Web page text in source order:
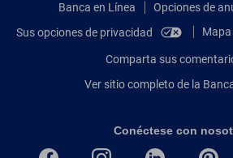
Banca en Línea
Opciones de
Sus opciones de privacidad
Comparta sus
Ver sitio completo de la
Conéctese con